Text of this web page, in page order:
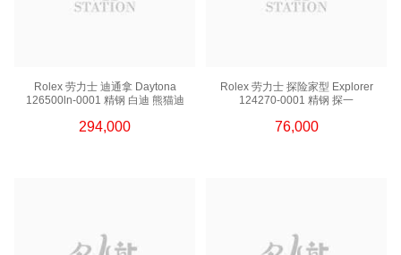
Rolex 劳力士 迪通拿 Daytona
126500ln-0001 精钢 白迪 熊猫迪
294,000
Rolex 劳力士 探险家型 Explorer
124270-0001 精钢 探一
76,000